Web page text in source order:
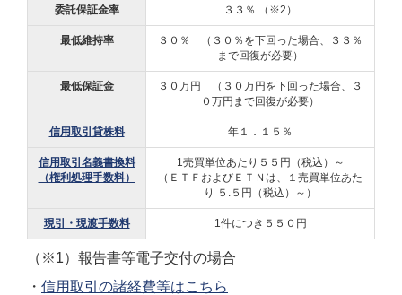
委託保証金率 ３３％ （※2）
最低維持率
３０％ （３０％を下回った場合、３３％
まで回復が必要）
最低保証金
３０万円 （３０万円を下回った場合、３
０万円まで回復が必要）
信用取引貸株料 年１．１５％
信用取引名義書換料
（権利処理手数料）
1売買単位あたり５５円（税込）～
（ＥＴＦおよびＥＴＮは、１売買単位あた
り ５.５円（税込）～）
現引・現渡手数料 1件につき５５０円
（※1）報告書等電子交付の場合
・ 信用取引の諸経費等はこちら